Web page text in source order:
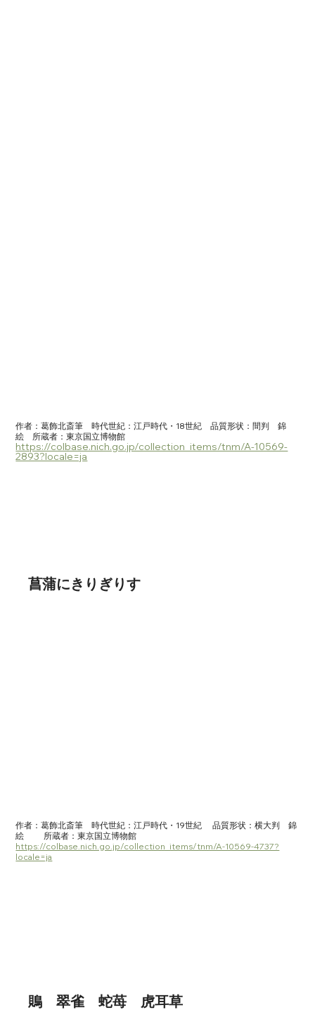
作者：葛飾北斎筆　時代世紀：江戸時代・18世紀　品質形状：間判　錦
絵　所蔵者：東京国立博物館
https://colbase.nich.go.jp/collection_items/tnm/A-10569-
2893?locale=ja
菖蒲にきりぎりす
作者：葛飾北斎筆　時代世紀：江戸時代・19世紀	品質形状：横大判　錦
絵	所蔵者：東京国立博物館
https://colbase.nich.go.jp/collection_items/tnm/A-10569-4737?
locale=ja
鵙　翠雀　蛇苺　虎耳草